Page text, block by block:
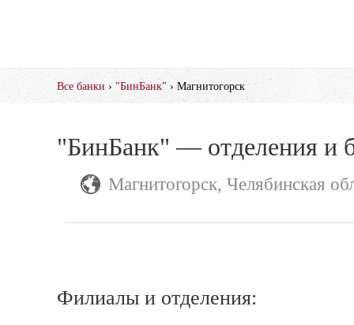
Все банки › "БинБанк" › Магнитогорск
"БинБанк" — отделения и
Магнитогорск, Челябинская
Филиалы и отделения: